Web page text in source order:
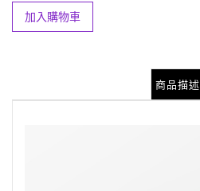
加入購物車
商品描述